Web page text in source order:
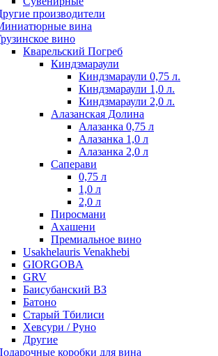
производители
вина
вино
Кварельский Погреб
Киндзмараули
Киндзмараули 0,75 л.
Киндзмараули 1,0 л.
Киндзмараули 2,0 л.
Алазанская Долина
Алазанка 0,75 л
Алазанка 1,0 л
Алазанка 2,0 л
Саперави
0,75 л
1,0 л
2,0 л
Пиросмани
Ахашени
Премиальное вино
Usakhelauris Venakhebi
GIORGOBA
GRV
Баисубанский ВЗ
Батоно
Старый Тбилиси
Хевсури / Руно
Другие
коробки для вина